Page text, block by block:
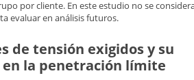
por cliente. En este estudio no se
evaluar en análisis futuros.
de tensión exigidos y su
la penetración límite